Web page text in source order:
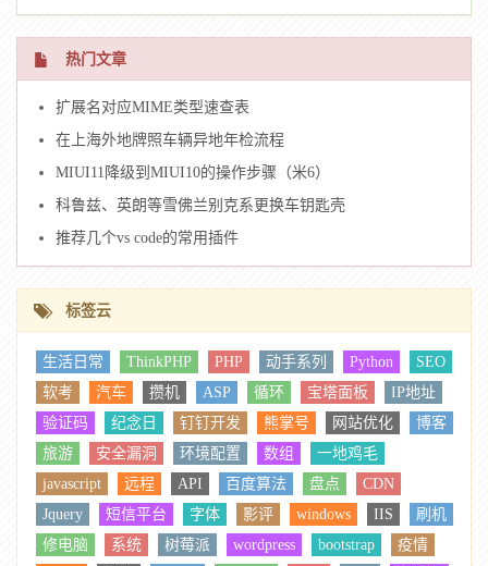
热门文章
扩展名对应MIME类型速查表
在上海外地牌照车辆异地年检流程
MIUI11降级到MIUI10的操作步骤（米6）
科鲁兹、英朗等雪佛兰别克系更换车钥匙壳
推荐几个vs code的常用插件
标签云
生活日常 ThinkPHP PHP 动手系列 Python
SEO
软考
汽车 攒机 ASP 循环 宝塔面板
IP地址
验证码
纪念日 钉钉开发 熊掌号 网站优化
博客
旅游
安全漏洞 环境配置 数组
一地鸡毛
javascript
远程 API 百度算法 盘点
CDN
Jquery
短信平台 字体 影评 windows IIS
刷机
修电脑
系统 树莓派 wordpress bootstrap
疫情